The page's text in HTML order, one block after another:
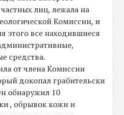
лиц, лежала на
Комиссии, и
этого все находившиеся
средства.
от члена Комиссии
докопал грабительски
обнаружил 10
, обрывок кожи и